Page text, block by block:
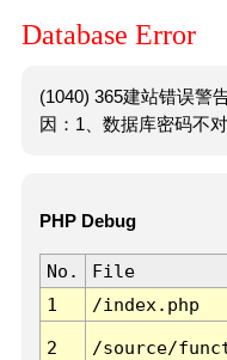
Database Error
(1040) 365建站错误警
因：1、数据库密码不
PHP Debug
No. File
1
/index.php
2 /source/